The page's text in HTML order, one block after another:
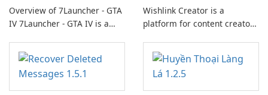
Overview of 7Launcher - GTA
IV 7Launcher - GTA IV is a
application designed to
optimize the gaming
experience for Grand Theft
Auto IV.
Wishlink Creator is a
platform for content creators
work through built-in brand
partnerships and integrated
tools for content distribution
and audience engagement.